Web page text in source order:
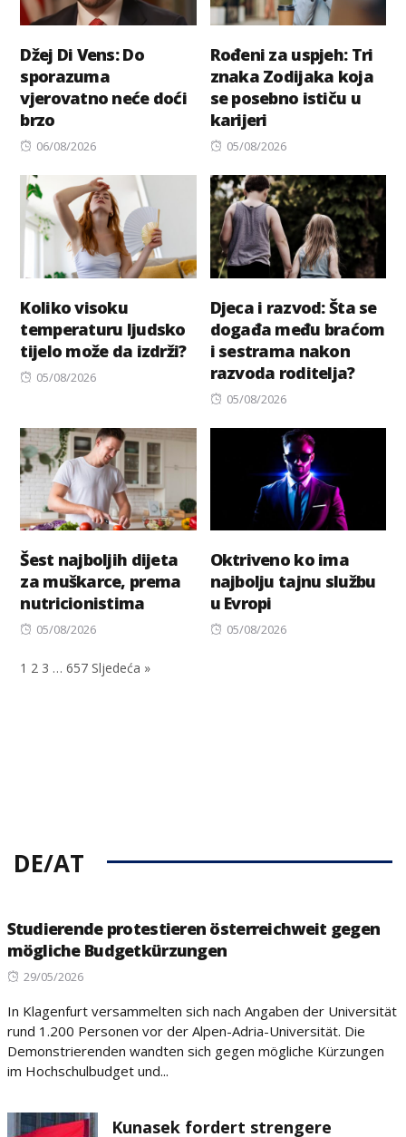
Džej Di Vens: Do
sporazuma
vjerovatno neće doći
brzo
Posted
06/08/2026
Rođeni za uspjeh: Tri
znaka Zodijaka koja
se posebno ističu u
karijeri
Posted
05/08/2026
Koliko visoku
temperaturu ljudsko
tijelo može da izdrži?
Posted
05/08/2026
Djeca i razvod: Šta se
događa među braćom
i sestrama nakon
razvoda roditelja?
Posted
05/08/2026
Šest najboljih dijeta
za muškarce, prema
nutricionistima
Posted
05/08/2026
Oktriveno ko ima
najbolju tajnu službu
u Evropi
Posted
05/08/2026
1 2 3 … 657 Sljedeća »
DE/AT
Studierende protestieren österreichweit gegen
mögliche Budgetkürzungen
Posted
29/05/2026
In Klagenfurt versammelten sich nach Angaben der Universität
rund 1.200 Personen vor der Alpen-Adria-Universität. Die
Demonstrierenden wandten sich gegen mögliche Kürzungen
im Hochschulbudget und...
Kunasek fordert strengere